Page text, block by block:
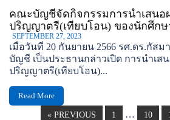
คณะบัญชีจัดกิจกรรมการนำเสนอ
ปริญญาตรี(เทียบโอน) ของนักศึก
SEPTEMBER 27, 2023
เมื่อวันที่ 20 กันยายน 2566 รศ.ดร.กั
บัญชี เป็นประธานกล่าวเปิด การนำเส
ปริญญาตรี(เทียบโอน)...
Read More
« PREVIOUS 1 … 10